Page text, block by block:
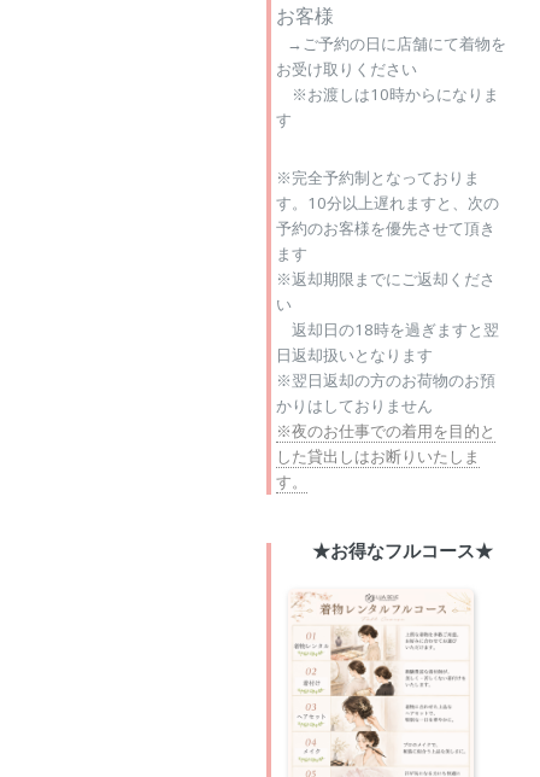
お客様
→ご予約の日に店舗にて着物を
お受け取りください
※お渡しは10時からになりま
す
※完全予約制となっておりま
す。10分以上遅れますと、次の
予約のお客様を優先させて頂き
ます
※返却期限までにご返却くださ
い
返却日の18時を過ぎますと翌
日返却扱いとなります
※翌日返却の方のお荷物のお預
かりはしておりません
※夜のお仕事での着用を目的と
した貸出しはお断りいたしま
す。
★お得なフルコース★